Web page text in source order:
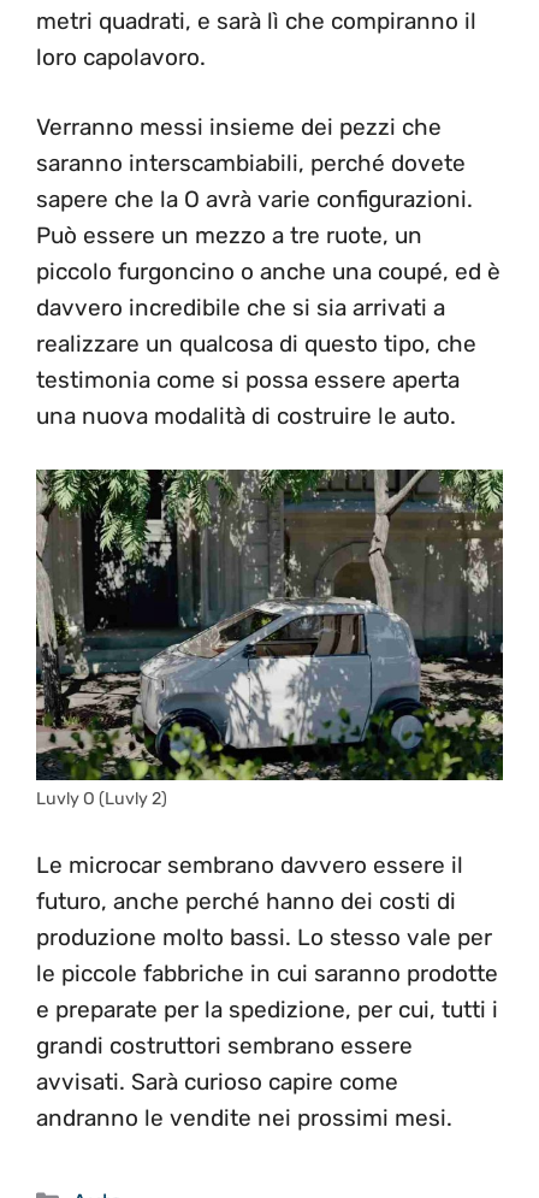
metri quadrati, e sarà lì che compiranno il
loro capolavoro.
Verranno messi insieme dei pezzi che
saranno interscambiabili, perché dovete
sapere che la O avrà varie configurazioni.
Può essere un mezzo a tre ruote, un
piccolo furgoncino o anche una coupé, ed è
davvero incredibile che si sia arrivati a
realizzare un qualcosa di questo tipo, che
testimonia come si possa essere aperta
una nuova modalità di costruire le auto.
Luvly O (Luvly 2)
Le microcar sembrano davvero essere il
futuro, anche perché hanno dei costi di
produzione molto bassi. Lo stesso vale per
le piccole fabbriche in cui saranno prodotte
e preparate per la spedizione, per cui, tutti i
grandi costruttori sembrano essere
avvisati. Sarà curioso capire come
andranno le vendite nei prossimi mesi.